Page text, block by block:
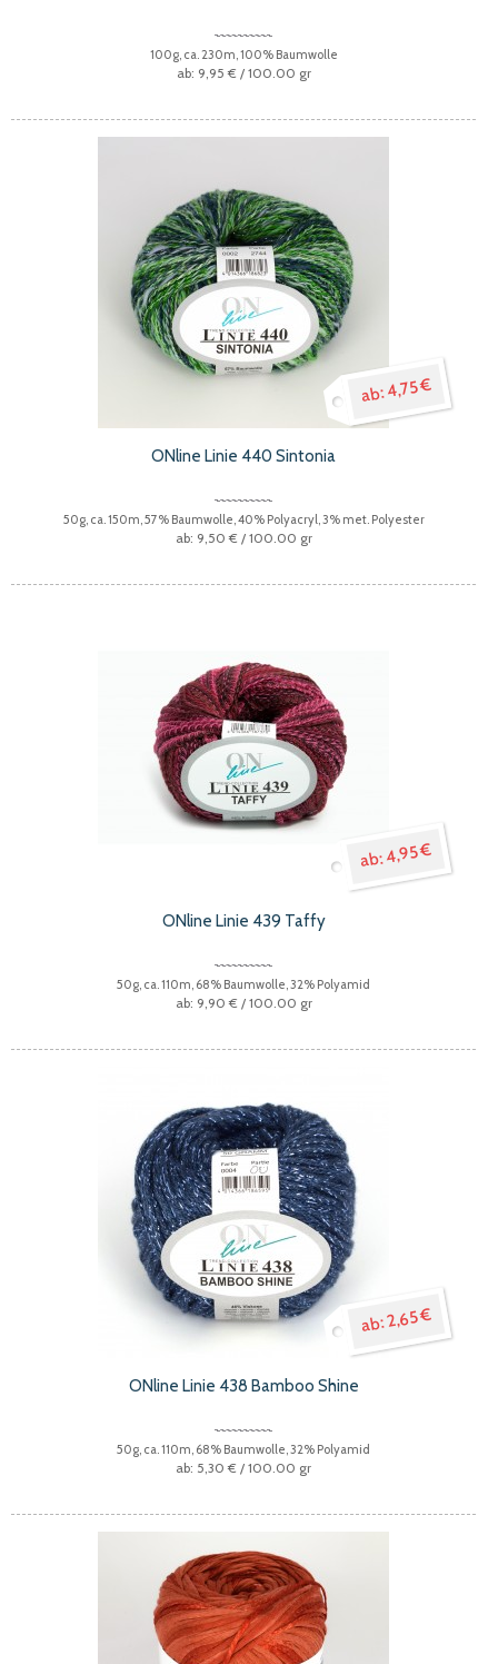
100g, ca. 230m, 100% Baumwolle
9,95 € / 100.00 gr
4,75 €
ONline Linie 440 Sintonia
50g, ca. 150m, 57% Baumwolle, 40% Polyacryl, 3% met. Polyester
9,50 € / 100.00 gr
4,95 €
ONline Linie 439 Taffy
50g, ca. 110m, 68% Baumwolle, 32% Polyamid
9,90 € / 100.00 gr
2,65 €
ONline Linie 438 Bamboo Shine
50g, ca. 110m, 68% Baumwolle, 32% Polyamid
5,30 € / 100.00 gr